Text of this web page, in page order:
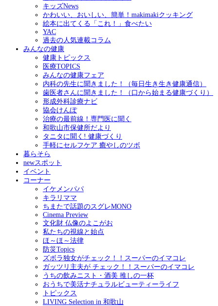
キッズNews
かわいい、おいしい、簡単！makimakiクッキング
絵本に出てくる「これ！」食べたい
YAC
過去の人気連載コラム
みんなの健康
健康トピックス
医療TOPICS
みんなの健康フェア
内科の先生に聞きました！（毎日生き生き健康通信）
歯医者さんに聞きました！（口から始まる健康づくり）
形成外科診療ナビ
協会けんぽ
治療の最前線！専門医に聞く
和歌山市保健所だより
タニタに聞く! 健康づくり
手軽にセルフケア 癒やしのツボ
暮らそら
newスポット
イベント
コーナー
イケメンパパ
キラリママ
ちまたで話題のスグレMONO
Cinema Preview
文化財 仏像のよこがお
私たちの視線と始点
ほ～ほ～法律
防災Topics
ズボラ独女がチェック！！スーパーのイマコレ
ガッツリ主夫が チェック！！スーパーのイマコレ
うちの飲みニスト・酒美 推しの一杯
おうちで美活ナチュラルビューティーライフ
トピックス
LIVING Selection in 和歌山